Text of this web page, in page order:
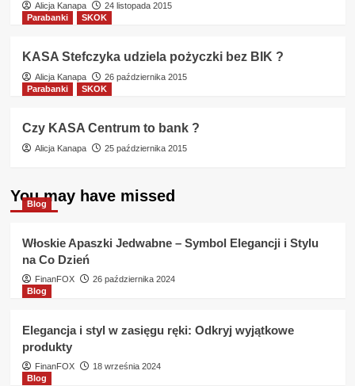
Alicja Kanapa
24 listopada 2015
Parabanki
SKOK
KASA Stefczyka udziela pożyczki bez BIK ?
Alicja Kanapa
26 października 2015
Parabanki
SKOK
Czy KASA Centrum to bank ?
Alicja Kanapa 25 października 2015
You may have missed
Blog
Włoskie Apaszki Jedwabne – Symbol Elegancji i Stylu
na Co Dzień
FinanFOX
26 października 2024
Blog
Elegancja i styl w zasięgu ręki: Odkryj wyjątkowe
produkty
FinanFOX
18 września 2024
Blog